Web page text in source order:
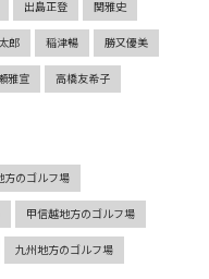
出島正登 関雅史
郎 稲津暢 勝又優美
雅宣 高橋友希子
方のゴルフ場
甲信越地方のゴルフ場
九州地方のゴルフ場